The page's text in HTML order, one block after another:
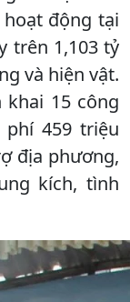
động tại
trên 1,103 tỷ
và hiện vật.
15 công
459 triệu
địa phương,
kích, tình